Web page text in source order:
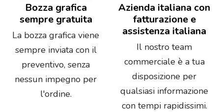
Bozza grafica
sempre gratuita
La bozza grafica viene
sempre inviata con il
preventivo, senza
nessun impegno per
l'ordine.
Azienda italiana con
fatturazione e
assistenza italiana
Il nostro team
commerciale è a tua
disposizione per
qualsiasi informazione
con tempi rapidissimi.